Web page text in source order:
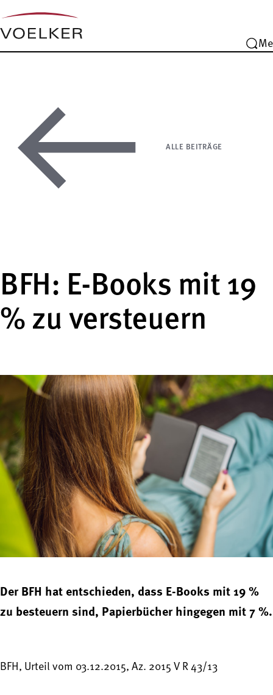
ALLE BEITRÄGE
BFH: E-Books mit 19
% zu versteuern
Der BFH hat entschieden, dass E-Books mit 19 %
zu besteuern sind, Papierbücher hingegen mit 7 %.
BFH, Urteil vom 03.12.2015, Az. 2015 V R 43/13